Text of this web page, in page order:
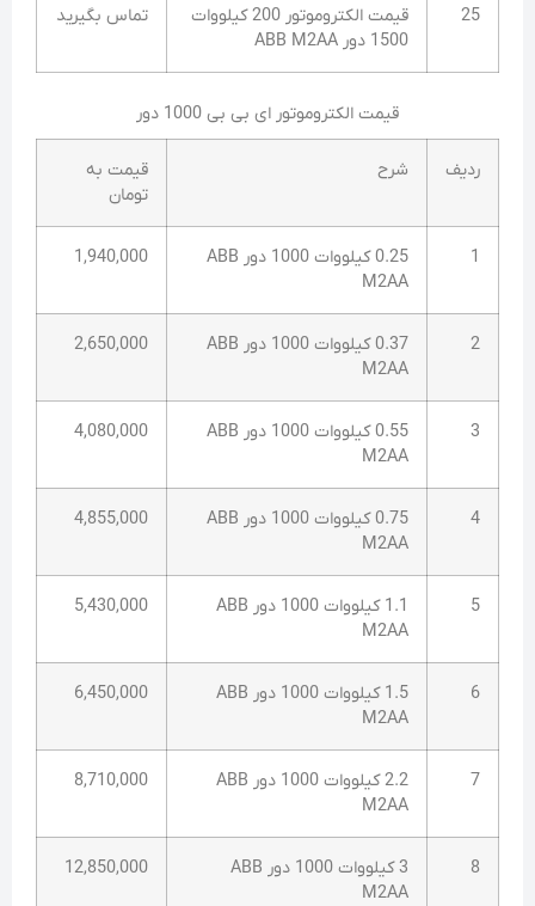
25
قیمت الکتروموتور 200 کیلووات
1500 دور ABB M2AA
تماس بگیرید
قیمت الکتروموتور ای بی بی 1000 دور
ردیف شرح
قیمت به
تومان
1
0.25 کیلووات 1000 دور ABB
M2AA
1,940,000
2
0.37 کیلووات 1000 دور ABB
M2AA
2,650,000
3
0.55 کیلووات 1000 دور ABB
M2AA
4,080,000
4
0.75 کیلووات 1000 دور ABB
M2AA
4,855,000
5
1.1 کیلووات 1000 دور ABB
M2AA
5,430,000
6
1.5 کیلووات 1000 دور ABB
M2AA
6,450,000
7
2.2 کیلووات 1000 دور ABB
M2AA
8,710,000
8
3 کیلووات 1000 دور ABB
M2AA
12,850,000